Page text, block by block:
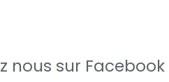
nous sur Facebook